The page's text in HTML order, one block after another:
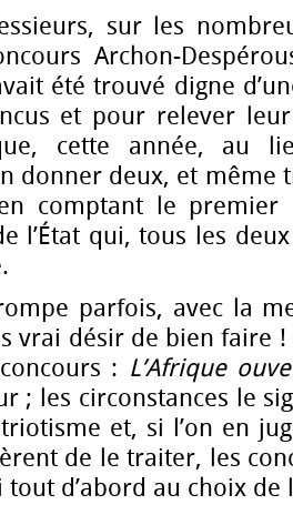
sur les
Archon-
été trouvé digne
et pour relever
cette année, au
donner deux, et même
comptant le
l’État qui, tous les
parfois, avec la
vrai désir de bien faire
: L’Afrique
; les circonstances le
et, si l’on en
de le traiter, les
d’abord au choix de